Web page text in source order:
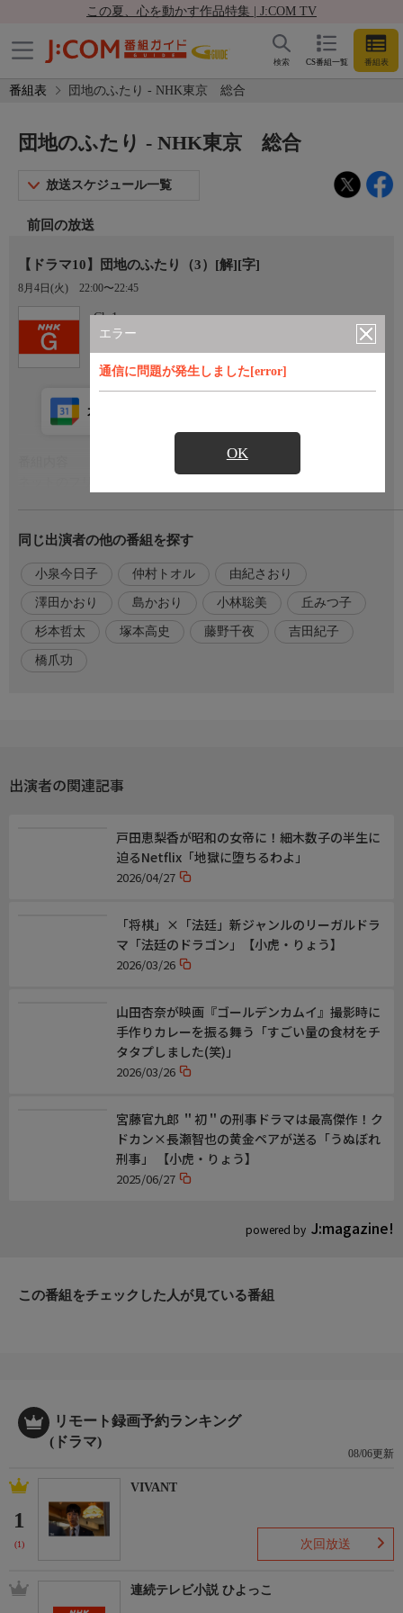
この夏、心を動かす作品特集 | J:COM TV
CS番組一覧 番組表
検索
番組表 団地のふたり - NHK東京 総合
エラー
通信に問題が発生しました[error]
OK
団地のふたり - NHK東京 総合
放送スケジュール一覧
前回の放送
【ドラマ10】団地のふたり（3）[解][字]
8月4日(火) 22:00〜22:45
Ch.1
NHK東京 総合
カレンダー登録
の初恋の人だった春日部（仲村トオル）が、母親の恵子（島かお
り）を連れて戻ってきた。恵子はかつてPTA役員を務めるなどし
っかり者だった女性。みんなで再会を喜ぶが、恵子は認知症を患
い、息子のことも認識できなくなっていた。
出演者
【出演】小泉今日子，小林聡美，丘みつ子，由紀さおり，杉本哲
音楽
同じ出演者の他の番組を探す
小泉今日子 仲村トオル 由紀さおり
澤田かおり 島かおり 小林聡美 丘みつ子
杉本哲太 塚本高史 藤野千夜 吉田紀子
橋爪功
出演者の関連記事
powered by J:magazine!
戸田恵梨香が昭和の女帝に！細木数子の半生に
迫るNetflix「地獄に堕ちるわよ」
2026/04/27
「将棋」×「法廷」新ジャンルのリーガルドラ
マ「法廷のドラゴン」【小虎・りょう】
2026/03/26
山田杏奈が映画『ゴールデンカムイ』撮影時に
手作りカレーを振る舞う「すごい量の食材をチ
タタプしました(笑)」
2026/03/26
宮藤官九郎 ＂初＂の刑事ドラマは最高傑作！ク
ドカン×長瀬智也の黄金ペアが送る「うぬぼれ
刑事」 【小虎・りょう】
2025/06/27
この番組をチェックした人が見ている番組
リモート録画予約ランキング
(ドラマ)
08/06更新
1
(1)
VIVANT
次回放送
連続テレビ小説 ひよっこ